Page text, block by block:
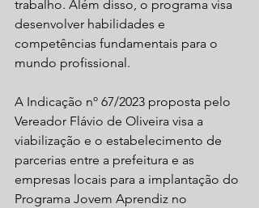
trabalho. Além disso, o programa visa
desenvolver habilidades e
competências fundamentais para o
mundo profissional.
A Indicação nº 67/2023 proposta pelo
Vereador Flávio de Oliveira visa a
viabilização e o estabelecimento de
parcerias entre a prefeitura e as
empresas locais para a implantação do
Programa Jovem Aprendiz no